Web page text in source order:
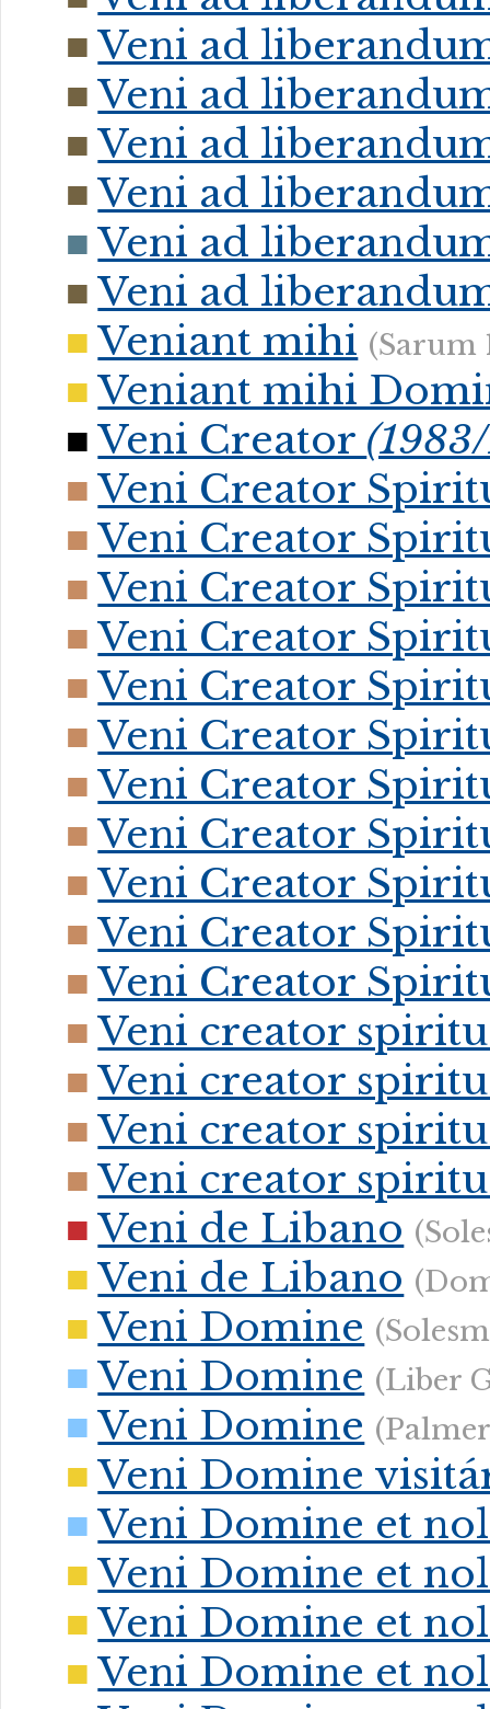
Veni ad
Veni ad
Veni ad
Veni ad
Veni ad
Veni ad
Veniant mihi (Sarum
Veniant mihi
Veni Creator
Veni Creator
Veni Creator
Veni Creator
Veni Creator
Veni Creator
Veni Creator
Veni Creator
Veni Creator
Veni Creator
Veni Creator
Veni Creator
Veni creator
Veni creator
Veni creator
Veni creator
Veni de Libano
Veni de Libano
Veni Domine
Veni Domine (Liber
Veni Domine
Veni Domine
Veni Domine et
Veni Domine et
Veni Domine et
Veni Domine et